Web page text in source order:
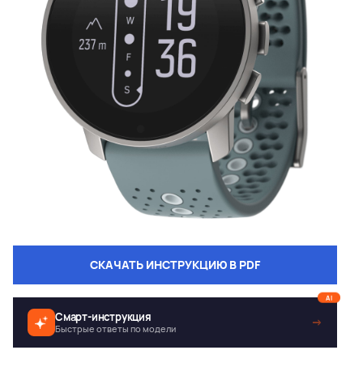
СКАЧАТЬ ИНСТРУКЦИЮ В PDF
Смарт-инструкция
Быстрые ответы по модели →
AI